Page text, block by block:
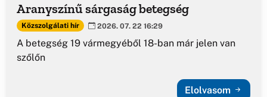
Aranyszínű sárgaság betegség
Közszolgálati hír 2026. 07. 22 16:29
A betegség 19 vármegyéből 18-ban már jelen van
szőlőn
Elolvasom